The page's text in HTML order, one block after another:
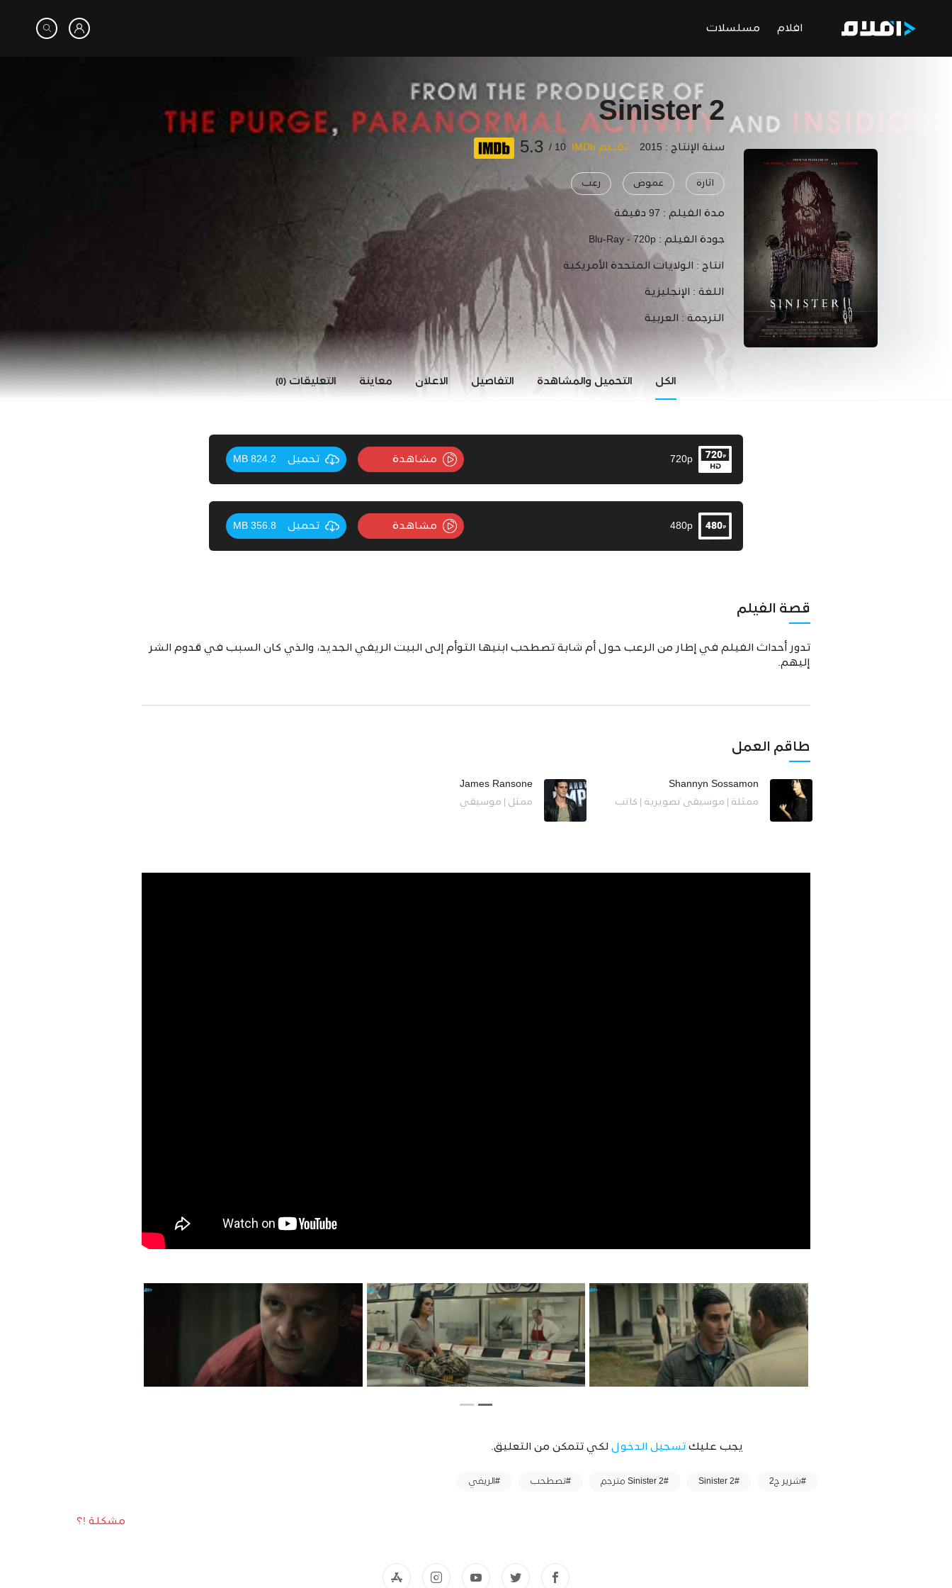
افلام مسلسلات
Sinister 2
سنة الإنتاج : 2015 تقييم IMDb 10 /
5.3
اثارة غموض رعب
مدة الفيلم : 97 دقيقة
جودة الفيلم :Blu-Ray - 720p
انتاج : الولايات المتحدة الأمريكية
اللغة : الإنجليزية
الترجمة : العربية
الكل التحميل والمشاهدة التفاصيل الاعلان معاينة التعليقات (0)
720p مشاهدة تحميل 824.2 MB
480p مشاهدة تحميل 356.8 MB
قصة الفيلم
تدور أحداث الفيلم في إطار من الرعب حول أم شابة تصطحب ابنيها التوأم إلى البيت الريفي الجديد، والذي كان السبب في قدوم الشر
إليهم.
طاقم العمل
Shannyn Sossamon
ممثلة | موسيقى تصويرية | كاتب
James Ransone
ممثل | موسيقي
يجب عليك تسجيل الدخول لكي تتمكن من التعليق.
#شرير ج2 #Sinister 2 #Sinister 2 مترجم #تصطحب #الريفي
مشكلة !؟